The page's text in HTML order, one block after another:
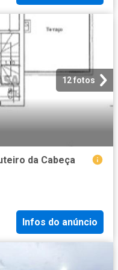
12 fotos
da Cabeça
Infos do anúncio